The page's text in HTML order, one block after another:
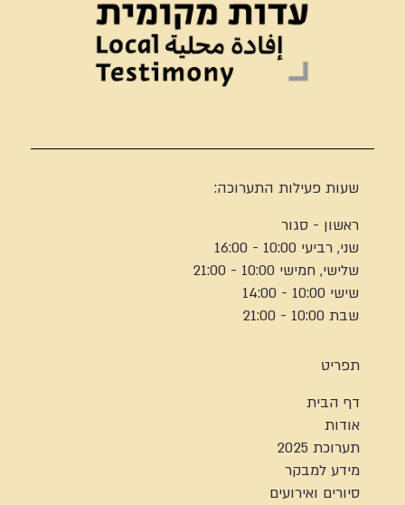
שעות פעילות התערוכה:
ראשון - סגור
שני, רביעי 10:00 - 16:00
שלישי, חמישי 10:00 - 21:00
שישי 10:00 - 14:00
שבת 10:00 - 21:00
תפריט
דף הבית
אודות
תערוכת 2025
מידע למבקר
סיורים ואירועים